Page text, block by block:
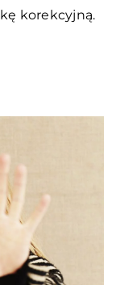
korekcyjną.